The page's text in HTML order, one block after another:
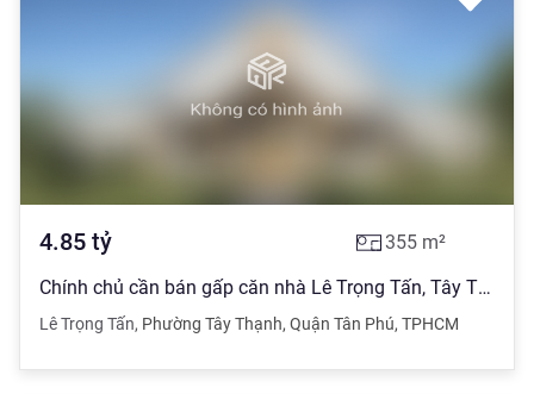
4.85 tỷ 355 m²
Chính chủ cần bán gấp căn nhà Lê Trọng Tấn, Tây Thạnh, Tân Phú.
Lê Trọng Tấn, Phường Tây Thạnh, Quận Tân Phú, TPHCM